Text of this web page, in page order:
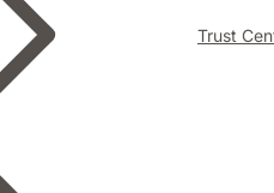
Trust